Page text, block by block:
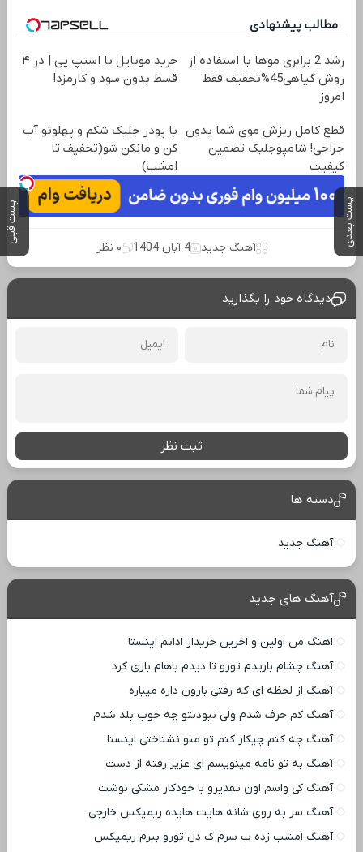
پست بعدی پست قبلی
مطالب پیشنهادی
رشد 2 برابری موها با استفاده از
روش گیاهی45%تخفیف فقط
امروز
خرید موبایل با اسنپ پی | در ۴
قسط بدون سود و کارمزد!
قطع کامل ریزش موی شما بدون
جراحی! شامپوجلبک تضمین
کیفیت
با پودر جلبک شکم و پهلوتو آب
کن و مانکن شو(تخفیف تا
امشب)
آهنگ جدید 4 آبان 1404 ۰ نظر
دیدگاه خود را بگذارید
ثبت نظر
دسته ها
آهنگ جدید
آهنگ های جدید
اهنگ من اولین و اخرین خریدار اداتم اینستا
آهنگ چشام باریدم تورو تا دیدم باهام بازی کرد
آهنگ از لحظه ای که رفتی بارون داره میباره
آهنگ کم حرف شدم ولی نبودنتو چه خوب بلد شدم
آهنگ چه کنم چیکار کنم تو منو نشناختی اینستا
آهنگ به تو نامه مینویسم ای عزیز رفته از دست
آهنگ کی واسم اون تقدیرو با خودکار مشکی نوشت
آهنگ سر به روی شانه هایت هایده ریمیکس خارجی
آهنگ امشب زده ب سرم ک دل تورو ببرم ریمیکس